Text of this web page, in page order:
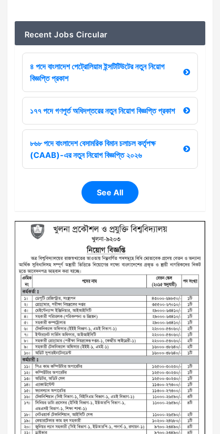
Recent Jobs Circular
৪ পদে বাংলাদেশ পেট্রোলিয়াম ইন্সটিটিউটের নতুন নিয়োগ
বিজ্ঞপ্তি প্রকাশ
১৭৭ পদে গণপূর্ত অধিদপ্তরের নতুন নিয়োগ বিজ্ঞপ্তি প্রকাশ
৮৬৮ পদে বাংলাদেশ বেসামরিক বিমান চলাচল কর্তৃপক্ষ
(CAAB)-এর নতুন নিয়োগ বিজ্ঞপ্তি ২০২৬
See All